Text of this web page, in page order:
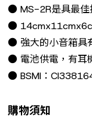
● MS-2R是具最佳
●
● 強大的小音箱具
● 電池供電，有耳
● BSMI：
購物須知